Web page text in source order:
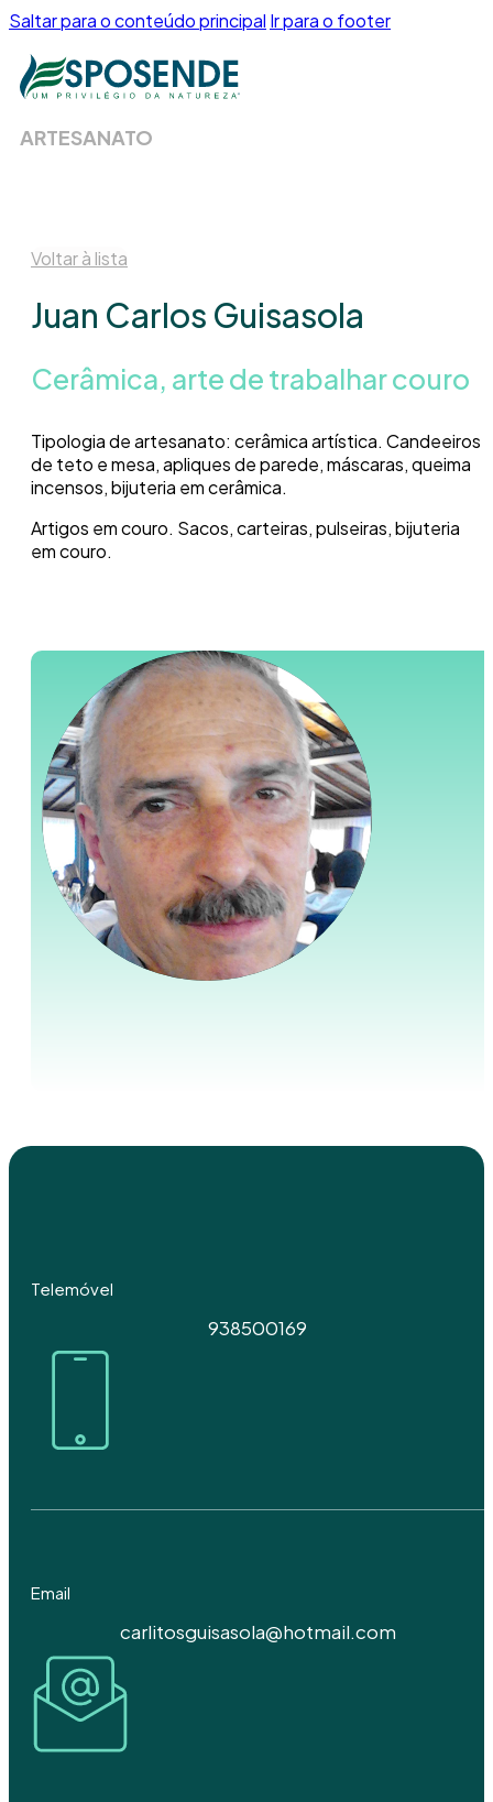
Saltar para o conteúdo principal Ir para o footer
ARTESANATO
Voltar à lista
Juan Carlos Guisasola
Cerâmica, arte de trabalhar couro
Tipologia de artesanato: cerâmica artística. Candeeiros
de teto e mesa, apliques de parede, máscaras, queima
incensos, bijuteria em cerâmica.
Artigos em couro. Sacos, carteiras, pulseiras, bijuteria
em couro.
Telemóvel
938500169
Email
carlitosguisasola@hotmail.com